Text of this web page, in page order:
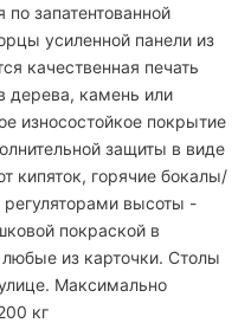
запатентованной
усиленной панели из
качественная печать
дерева, камень или
износостойкое покрытие
защиты в виде
кипяток, горячие бокалы/
высоты -
покраской в
из карточки. Столы
Максимально
кг